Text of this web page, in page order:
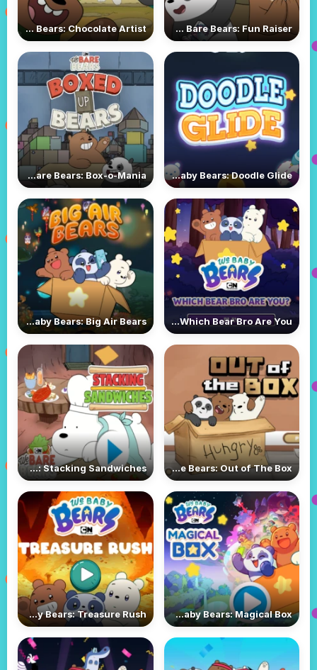
We Bare Bears: Fun Raiser
We Bare Bears: Chocolate Artist
We Baby Bears: Doodle Glide
We Bare Bears: Box-o-Mania
We Bare Bears: Which Bear Bro Are You?
We Baby Bears: Big Air Bears
We Bare Bears: Out of The Box
We Bare Bears: Stacking Sandwiches
We Baby Bears: Magical Box
We Baby Bears: Treasure Rush